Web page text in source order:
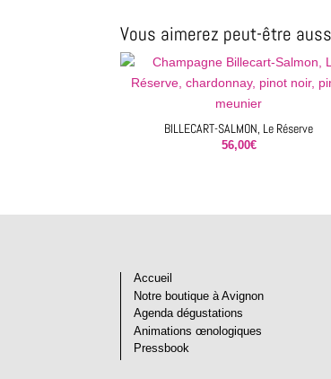
Vous aimerez peut-être
BILLECART-SALMON, Le Réserve
56,00€
Accueil
Notre boutique à Avignon
Agenda dégustations
Animations œnologiques
Pressbook